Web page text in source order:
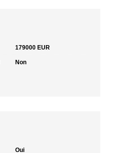
179000 EUR
Non
Oui